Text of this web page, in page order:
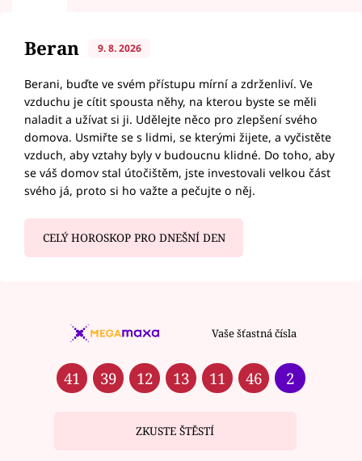
Beran 9. 8. 2026
Berani, buďte ve svém přístupu mírní a zdrženliví. Ve
vzduchu je cítit spousta něhy, na kterou byste se měli
naladit a užívat si ji. Udělejte něco pro zlepšení svého
domova. Usmiřte se s lidmi, se kterými žijete, a vyčistěte
vzduch, aby vztahy byly v budoucnu klidné. Do toho, aby
se váš domov stal útočištěm, jste investovali velkou část
svého já, proto si ho važte a pečujte o něj.
CELÝ HOROSKOP PRO DNEŠNÍ DEN
Vaše šťastná čísla
41 39 12 13 11 46 2
ZKUSTE ŠTĚSTÍ